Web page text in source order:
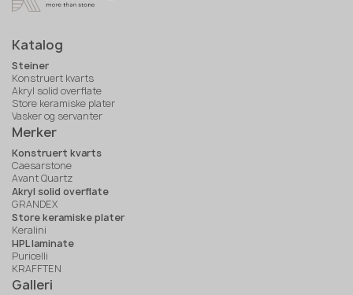
Katalog
Steiner
Konstruert kvarts
Akryl solid overflate
Store keramiske plater
Vasker og servanter
Merker
Konstruert kvarts
Caesarstone
Avant Quartz
Akryl solid overflate
GRANDEX
Store keramiske plater
Keralini
HPL laminate
Puricelli
KRAFFTEN
Galleri